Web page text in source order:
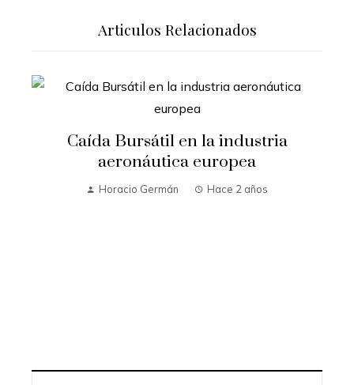
Articulos Relacionados
Caída Bursátil en la industria
aeronáutica europea
Horacio Germán Hace 2 años